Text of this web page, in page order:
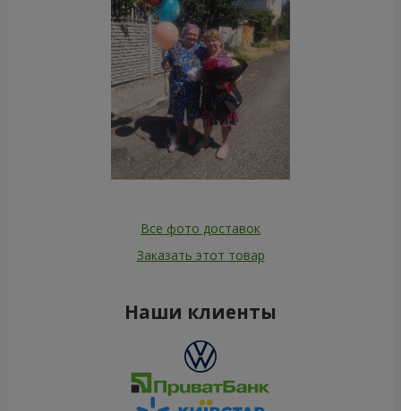
Все фото доставок
Заказать этот товар
Наши клиенты